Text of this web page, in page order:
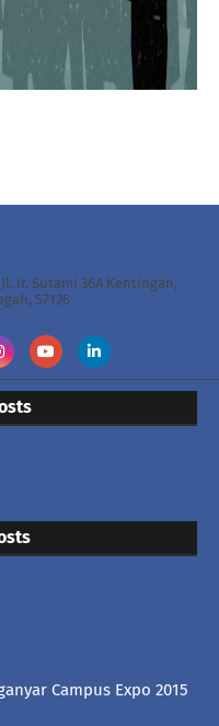
Jl. Ir. Sutami 36A Kentingan,
57126
Campus Expo 2015